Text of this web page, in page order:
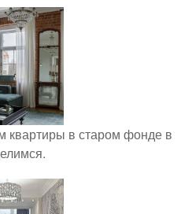
квартиры в старом фонде в